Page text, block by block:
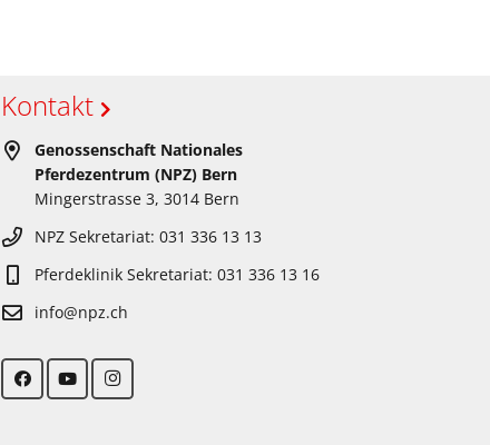
Kontakt
Genossenschaft Nationales
Pferdezentrum (NPZ) Bern
Mingerstrasse 3, 3014 Bern
NPZ Sekretariat: 031 336 13 13
Pferdeklinik Sekretariat: 031 336 13 16
info@npz.ch